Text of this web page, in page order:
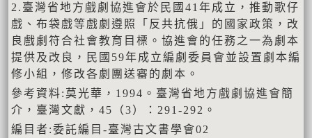
2.臺灣省地方戲劇協進會於民國41年成立，推動歌仔
戲、布袋戲等戲劇遵照「反共抗俄」的國家政策，改
良戲劇符合社會教育目標。協進會的任務之一為劇本
提供及改良，民國59年成立編劇委員會並設置劇本編
修小組，修改各劇團送審的劇本。
參考資料:莫光華，1994。臺灣省地方戲劇協進會簡
介，臺灣文獻，45（3）：291-292。
編目者:委託編目-臺灣古文書學會02